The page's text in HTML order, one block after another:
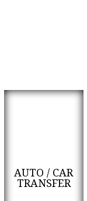
AUTO / CAR
TRANSFER